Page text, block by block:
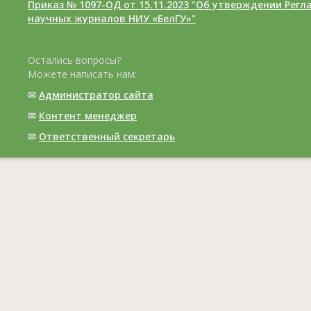
Приказ № 1097-ОД от 15.11.2023 "Об утверждении
научных журналов НИУ «БелГУ»"
Остались вопросы?
Можете написать нам:
✉ Администратор сайта
✉ Контент менеджер
✉ Ответственный cекретарь